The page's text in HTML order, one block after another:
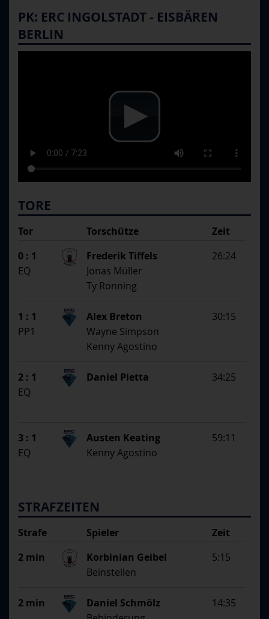
PK: ERC INGOLSTADT - EISBÄREN
BERLIN
TORE
Tor Zeit
Torschütze
1. Assistent
2. Assistent
SS
0 : 1 26:24
Frederik Tiffels
Jonas Müller
Ty Ronning
EQ
1 : 1 30:15
Alex Breton
Wayne Simpson
Kenny Agostino
PP1
2 : 1 34:25
Daniel Pietta
EQ
3 : 1 59:11
Austen Keating
Kenny Agostino
EQ
STRAFZEITEN
Strafe Zeit
Spieler
Begründung
2 min 5:15
Korbinian Geibel
Beinstellen
2 min 14:35
Daniel Schmölz